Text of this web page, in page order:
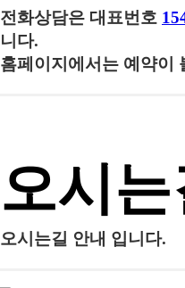
전화상담은 대표번호
니다.
홈페이지에서는 예약이
오시는
오시는길 안내 입니다.